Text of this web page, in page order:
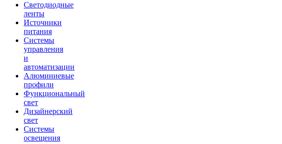
Светодиодные
ленты
Источники
питания
Системы
управления
и
автоматизации
Алюминиевые
профили
Функциональный
свет
Дизайнерский
свет
Системы
освещения